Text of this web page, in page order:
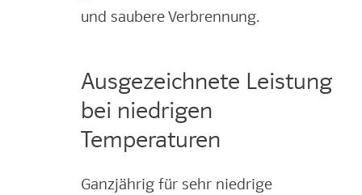
und saubere Verbrennung.
Ausgezeichnete Leistung
bei niedrigen
Temperaturen
Ganzjährig für sehr niedrige